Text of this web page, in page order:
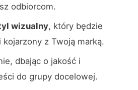
odbiorcom.
wizualny, który będzie
z Twoją marką.
dbając o jakość i
do grupy docelowej.